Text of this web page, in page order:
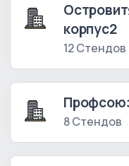
корпус2
12 Стендов
8 Стендов